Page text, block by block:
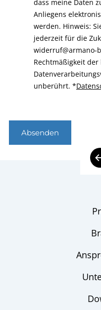
dass meine Daten
Anliegens
werden. Hinweis:
jederzeit für die
widerruf@armano-
Rechtmäßigkeit
unberührt. *
Absenden